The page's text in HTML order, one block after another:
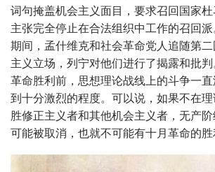
词句掩盖机会主义面目，要求召回国家杜
主张完全停止在合法组织中工作的召回
期间，孟什维克和社会革命党人追随第
主义立场，列宁对他们进行了揭露和批判
革命胜利前，思想理论战线上的斗争一
到十分激烈的程度。可以说，如果不在
胜修正主义者和其他机会主义者，无产
可能被取消，也就不可能有十月革命的胜